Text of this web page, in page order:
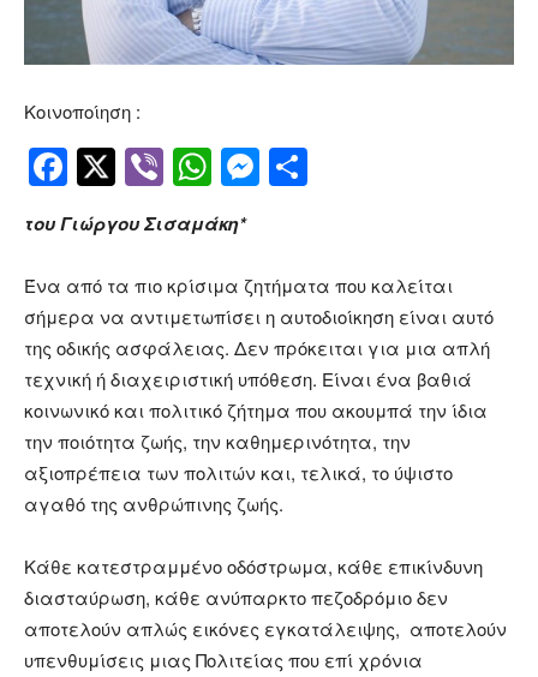
Κοινοποίηση :
Facebook
Twitter
ViberWhatsApp
Messenger
του Γιώργου Σισαμάκη*
Ένα από τα πιο κρίσιμα ζητήματα που καλείται
σήμερα να αντιμετωπίσει η αυτοδιοίκηση είναι αυτό
της οδικής ασφάλειας. Δεν πρόκειται για μια απλή
τεχνική ή διαχειριστική υπόθεση. Είναι ένα βαθιά
κοινωνικό και πολιτικό ζήτημα που ακουμπά την ίδια
την ποιότητα ζωής, την καθημερινότητα, την
αξιοπρέπεια των πολιτών και, τελικά, το ύψιστο
αγαθό της ανθρώπινης ζωής.
Κάθε κατεστραμμένο οδόστρωμα, κάθε επικίνδυνη
διασταύρωση, κάθε ανύπαρκτο πεζοδρόμιο δεν
αποτελούν απλώς εικόνες εγκατάλειψης, αποτελούν
υπενθυμίσεις μιας Πολιτείας που επί χρόνια